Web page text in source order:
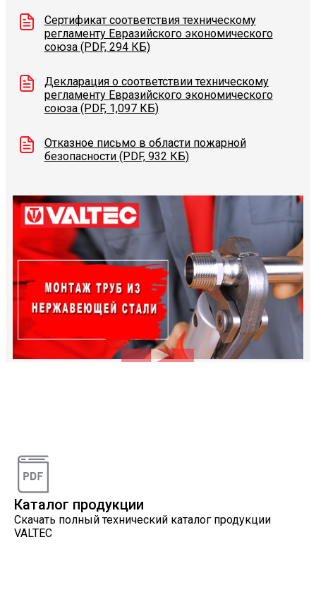
Сертификат соответствия техническому
регламенту Евразийского экономического
союза (PDF, 294 КБ)
Декларация о соответствии техническому
регламенту Евразийского экономического
союза (PDF, 1,097 КБ)
Отказное письмо в области пожарной
безопасности (PDF, 932 КБ)
Каталог продукции
Скачать полный технический каталог продукции
VALTEC